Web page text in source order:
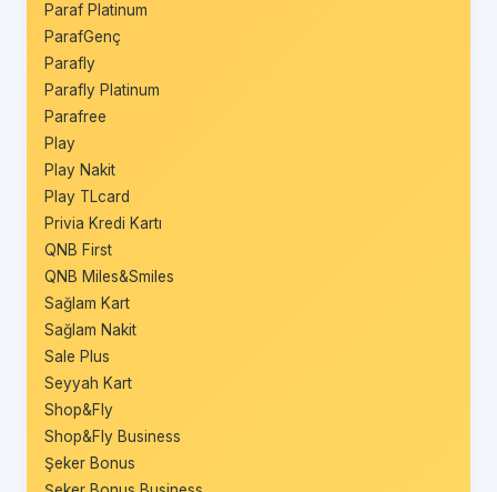
Paraf Platinum
ParafGenç
Parafly
Parafly Platinum
Parafree
Play
Play Nakit
Play TLcard
Privia Kredi Kartı
QNB First
QNB Miles&Smiles
Sağlam Kart
Sağlam Nakit
Sale Plus
Seyyah Kart
Shop&Fly
Shop&Fly Business
Şeker Bonus